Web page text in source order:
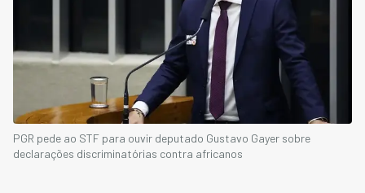
PGR pede ao STF para ouvir deputado Gustavo Gayer sobre
declarações discriminatórias contra africanos